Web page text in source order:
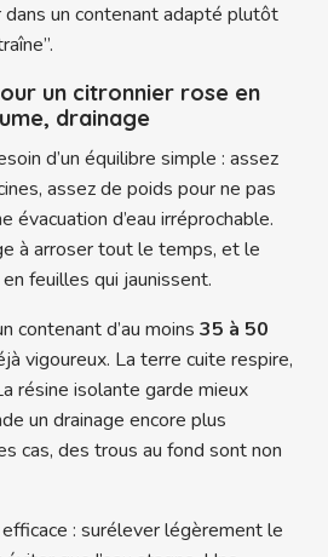
un contenant adapté plutôt
un citronnier rose en
drainage
d’un équilibre simple : assez
assez de poids pour ne pas
évacuation d’eau irréprochable.
à arroser tout le temps, et le
feuilles qui jaunissent.
contenant d’au moins 35 à 50
vigoureux. La terre cuite respire,
résine isolante garde mieux
un drainage encore plus
cas, des trous au fond sont non
: surélever légèrement le